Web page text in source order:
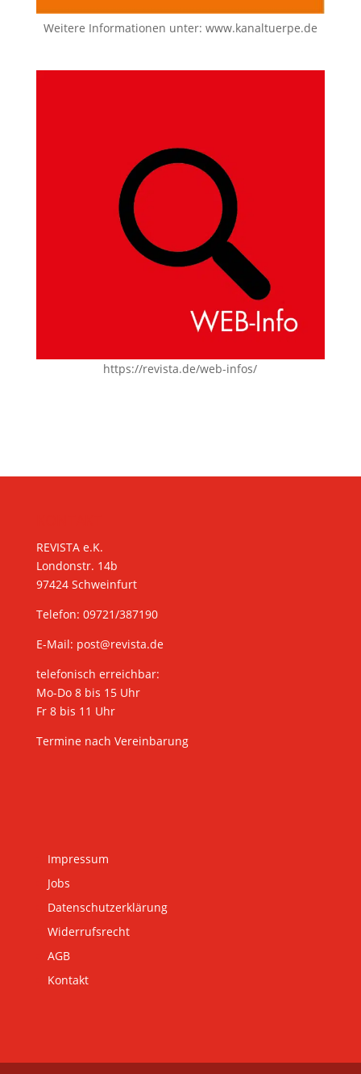
Weitere Informationen unter: www.kanaltuerpe.de
https://revista.de/web-infos/
REVISTA e.K.
Londonstr. 14b
97424 Schweinfurt
Telefon: 09721/387190
E-Mail: post@revista.de
telefonisch erreichbar:
Mo-Do 8 bis 15 Uhr
Fr 8 bis 11 Uhr
Termine nach Vereinbarung
Impressum
Jobs
Datenschutzerklärung
Widerrufsrecht
AGB
Kontakt